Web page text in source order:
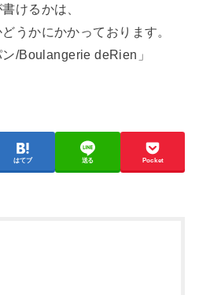
けるかは、
うかにかかっております。
/Boulangerie deRien」
はてブ 送る Pocket